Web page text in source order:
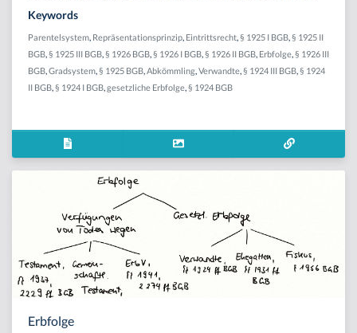
Keywords
Parentelsystem Repräsentationsprinzip Eintrittsrecht § 1925 I BGB § 1925 II
BGB § 1925 III BGB § 1926 BGB § 1926 I BGB § 1926 II BGB Erbfolge § 1926 III
BGB Gradsystem § 1925 BGB Abkömmling Verwandte § 1924 III BGB § 1924
II BGB § 1924 I BGB gesetzliche Erbfolge § 1924 BGB
Erbfolge